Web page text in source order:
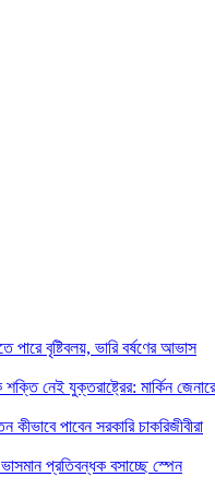
পারে বৃষ্টিবলয়, ভারি বর্ষণের আভাস
নেই যুক্তরাষ্ট্রের: মার্কিন
পাবেন সরকারি চাকরিজীবীরা
প্রতিবন্ধক বসাচ্ছে স্পেন